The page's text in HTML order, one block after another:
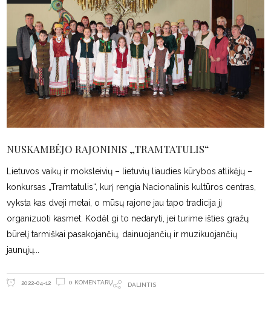
NUSKAMBĖJO RAJONINIS „TRAMTATULIS“
Lietuvos vaikų ir moksleivių – lietuvių liaudies kūrybos atlikėjų –
konkursas „Tramtatulis“, kurį rengia Nacionalinis kultūros centras,
vyksta kas dveji metai, o mūsų rajone jau tapo tradicija jį
organizuoti kasmet. Kodėl gi to nedaryti, jei turime išties gražų
būrelį tarmiškai pasakojančių, dainuojančių ir muzikuojančių
jaunųjų
2022-04-12 0 KOMENTARŲ DALINTIS